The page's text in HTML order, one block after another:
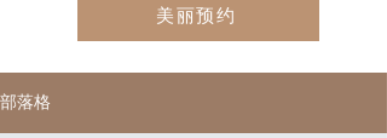
美丽预约
部落格